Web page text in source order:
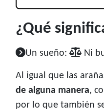
¿Qué
Un sueño: Ni
Al igual que las
de alguna manera,
por lo que también